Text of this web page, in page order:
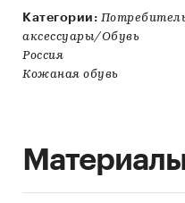
Категории:
аксессуары/Обувь
Россия
Кожаная обувь